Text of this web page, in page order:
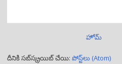
హోమ్
దీనికి సబ్‌స్క్రయిబ్ చేయి: పోస్ట్‌లు (Atom)